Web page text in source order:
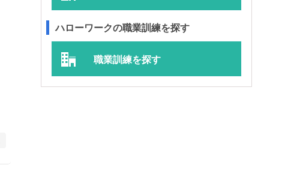
ハローワークの職業訓練を探す
職業訓練を探す